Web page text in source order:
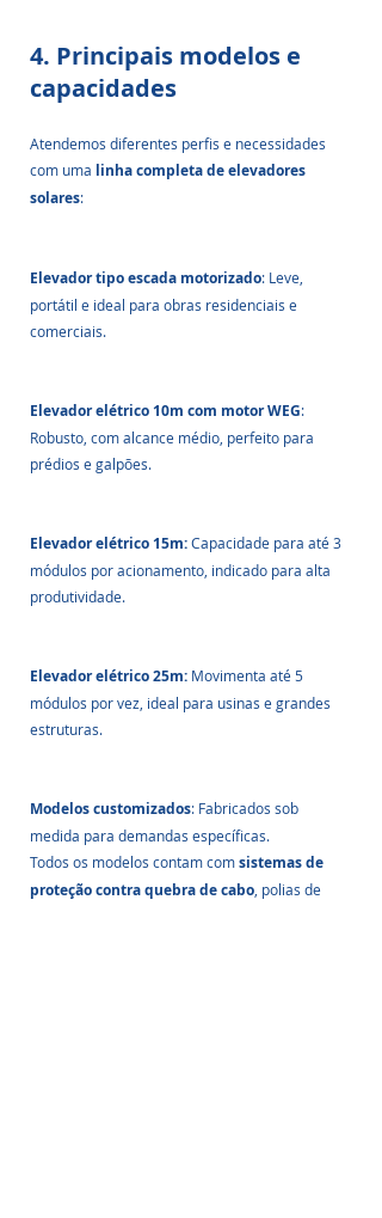
4. Principais modelos e
capacidades
Atendemos diferentes perfis e necessidades
com uma linha completa de elevadores
solares:
Elevador tipo escada motorizado: Leve,
portátil e ideal para obras residenciais e
comerciais.
Elevador elétrico 10m com motor WEG:
Robusto, com alcance médio, perfeito para
prédios e galpões.
Elevador elétrico 15m: Capacidade para até 3
módulos por acionamento, indicado para alta
produtividade.
Elevador elétrico 25m: Movimenta até 5
módulos por vez, ideal para usinas e grandes
estruturas.
Modelos customizados: Fabricados sob
medida para demandas específicas.
Todos os modelos contam com sistemas de
proteção contra quebra de cabo, polias de